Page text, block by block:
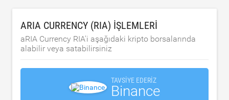
ARIA CURRENCY (RIA) IŞLEMLERI
aRIA Currency RIA'i aşağıdaki kripto borsalarında
alabilir veya satabilirsiniz
TAVSIYE EDERIZ
Binance